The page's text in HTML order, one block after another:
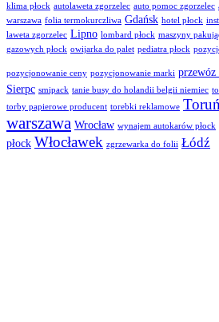
klima płock autolaweta zgorzelec auto pomoc zgorzelec
warszawa folia termokurczliwa Gdańsk hotel płock
laweta zgorzelec Lipno lombard płock maszyny
gazowych płock owijarka do palet pediatra płock
pozycjonowanie ceny pozycjonowanie marki przewóz
Sierpc smipack tanie busy do holandii belgii niemiec
torby papierowe producent torebki reklamowe Toruń
warszawa Wrocław wynajem autokarów płock
płock Włocławek zgrzewarka do folii Łódź